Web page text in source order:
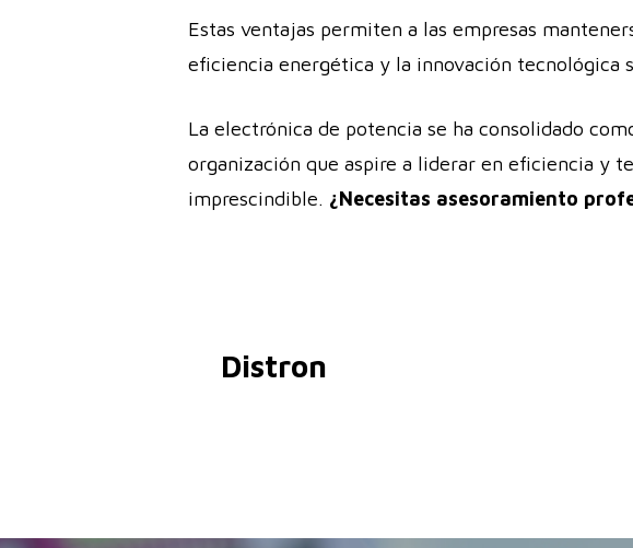
Estas ventajas permiten a las empresas
eficiencia energética y la innovación tecnológica
La electrónica de potencia se ha consolidado
organización que aspire a liderar en eficiencia y
imprescindible. ¿Necesitas asesoramiento
Distron